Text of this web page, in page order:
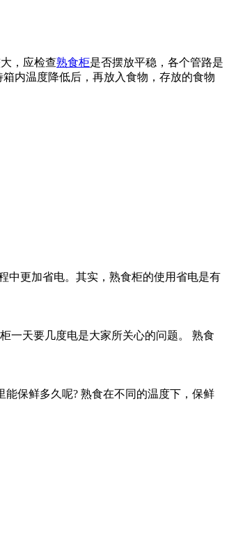
，应检查熟食柜是否摆放平稳，各个管路是
内温度降低后，再放入食物，存放的食物
中更加省电。其实，熟食柜的使用省电是有
一天要几度电是大家所关心的问题。 熟食
保鲜多久呢? 熟食在不同的温度下，保鲜